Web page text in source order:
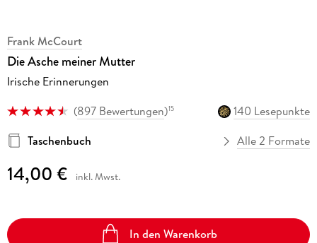
Frank McCourt
Die Asche meiner Mutter
Irische Erinnerungen
(897 Bewertungen)15
140 Lesepunkte
Taschenbuch
Alle 2 Formate
14,00 € inkl. Mwst.
In den Warenkorb